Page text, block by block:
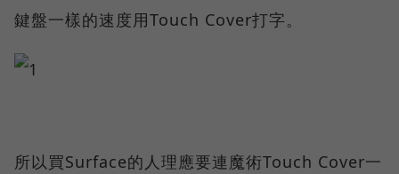
鍵盤一樣的速度用Touch Cover打字。
所以買Surface的人理應要連魔術Touch Cover一